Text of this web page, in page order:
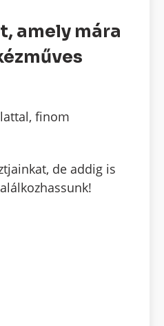
amely mára
finom
de addig is